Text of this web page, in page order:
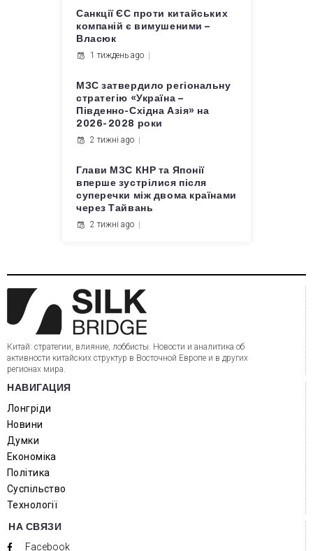
Санкції ЄС проти китайських
компаній є вимушеними –
Власюк
1 тиждень ago
МЗС затвердило регіональну
стратегію «Україна –
Південно-Східна Азія» на
2026-2028 роки
2 тижні ago
Глави МЗС КНР та Японії
вперше зустрілися після
суперечки між двома країнами
через Тайвань
2 тижні ago
Китай: стратегии, влияние, лоббисты. Новости и аналитика об
активности китайских структур в Восточной Европе и в других
регионах мира.
НАВИГАЦИЯ
Лонгріди
Новини
Думки
Економіка
Політика
Суспільство
Технології
НА СВЯЗИ
Facebook